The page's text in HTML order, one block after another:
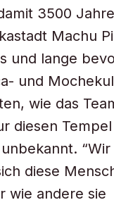
3500
Machu
und lange
und
wie das
diesen
diese
wie andere sie